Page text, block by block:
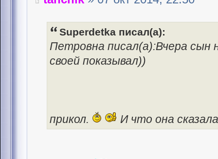
Superdetka писал(а):
Петровна писал(а):Вчера сын
своей показывал))
прикол. И что она